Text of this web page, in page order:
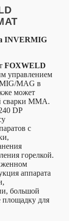
INVERMIG
FOXWELD
управлением
MIG/MAG в
может
сварки ММА.
DP
с
горелкой.
аппарата
большой
для